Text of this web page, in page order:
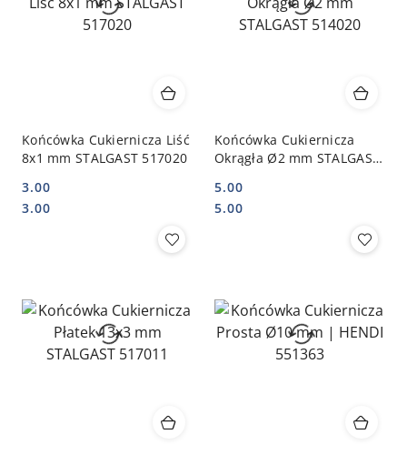
Końcówka Cukiernicza Liść
8x1 mm STALGAST 517020
Cena:
3.00
Cena:
3.00
Końcówka Cukiernicza
Okrągła Ø2 mm STALGAST
Cena:
5.00
Cena:
5.00